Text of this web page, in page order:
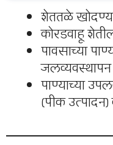
शेततळे
कोरडवाहू
पावसाच्या
पाण्याच्या
(पीक उत्पादन)